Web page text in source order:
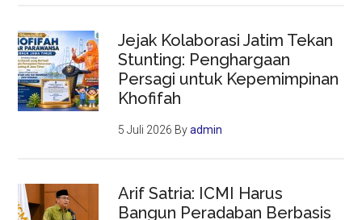
Jejak Kolaborasi Jatim Tekan
Stunting: Penghargaan
Persagi untuk Kepemimpinan
Khofifah
5 Juli 2026 Byadmin
Arif Satria: ICMI Harus
Bangun Peradaban Berbasis